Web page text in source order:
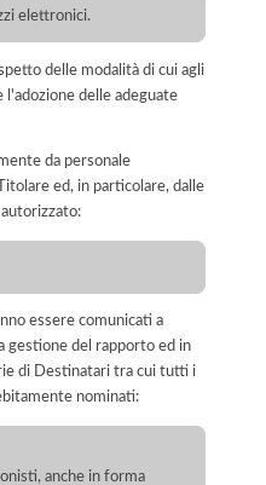
elettronici.
delle modalità di cui agli
delle adeguate
da personale
ed, in particolare, dalle
essere comunicati a
gestione del rapporto ed in
di Destinatari tra cui tutti i
nominati:
anche in forma